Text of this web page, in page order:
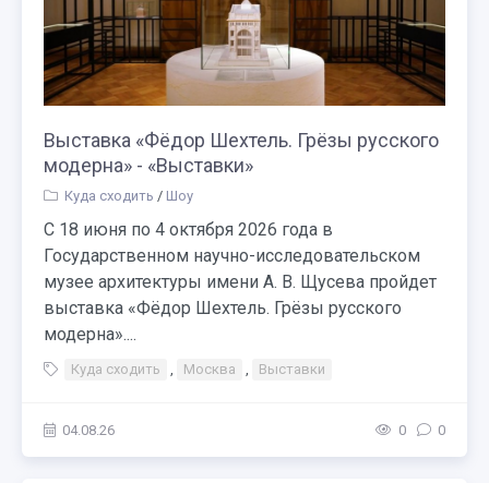
Выставка «Фёдор Шехтель. Грёзы русского
модерна» - «Выставки»
Куда сходить / Шоу
С 18 июня по 4 октября 2026 года в
Государственном научно-исследовательском
музее архитектуры имени А. В. Щусева пройдет
выставка «Фёдор Шехтель. Грёзы русского
модерна»....
Куда сходить , Москва , Выставки
04.08.26 0 0